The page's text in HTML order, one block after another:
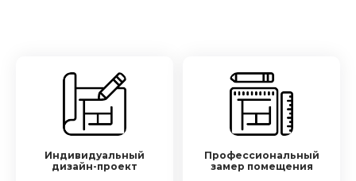
Индивидуальный
дизайн-проект
Профессиональный
замер помещения